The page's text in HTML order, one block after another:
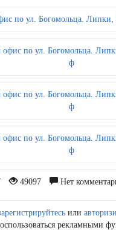
49097 Нет
или
рекламными